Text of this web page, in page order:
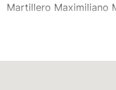
Martillero Maximiliano
Av. Libertador 4189 -